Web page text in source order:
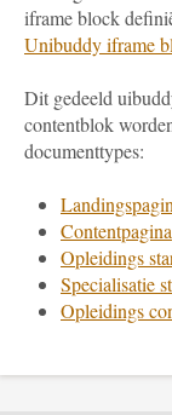
iframe block
Unibuddy iframe
Dit gedeeld
contentblok
documenttypes:
Contentpagina
Opleidings
Specialisatie
Opleidings